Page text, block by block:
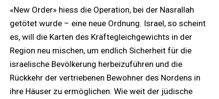
«New Order» hiess die Operation, bei der Nasrallah
getötet wurde – eine neue Ordnung. Israel, so scheint
es, will die Karten des Kräftegleichgewichts in der
Region neu mischen, um endlich Sicherheit für die
israelische Bevölkerung herbeizuführen und die
Rückkehr der vertriebenen Bewohner des Nordens in
ihre Häuser zu ermöglichen. Wie weit der jüdische